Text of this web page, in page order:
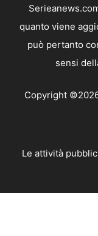
quanto viene
può pertanto
sensi
Copyright
Le attività